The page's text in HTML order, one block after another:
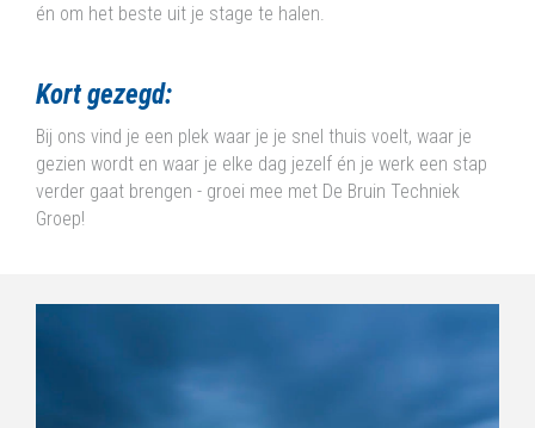
én om het beste uit je stage te halen.
Kort gezegd:
Bij ons vind je een plek waar je je snel thuis voelt, waar je
gezien wordt en waar je elke dag jezelf én je werk een stap
verder gaat brengen - groei mee met De Bruin Techniek
Groep!